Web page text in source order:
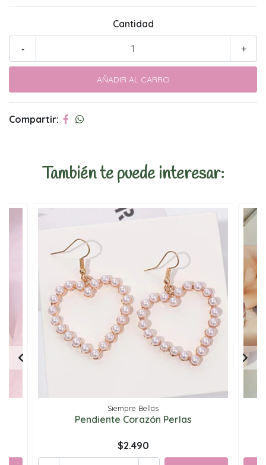
Cantidad
+
-
Compartir:
También te puede interesar:
Siempre Bellas
Pendiente Corazón Perlas
$2.490